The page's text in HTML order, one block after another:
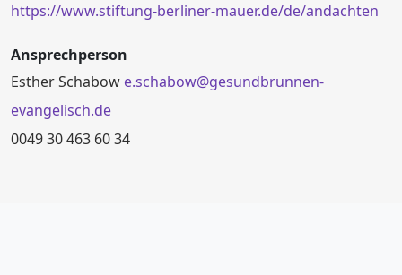
https://www.stiftung-berliner-mauer.de/de/andachten
Ansprechperson
Esther Schabow e.schabow@gesundbrunnen-
evangelisch.de
0049 30 463 60 34